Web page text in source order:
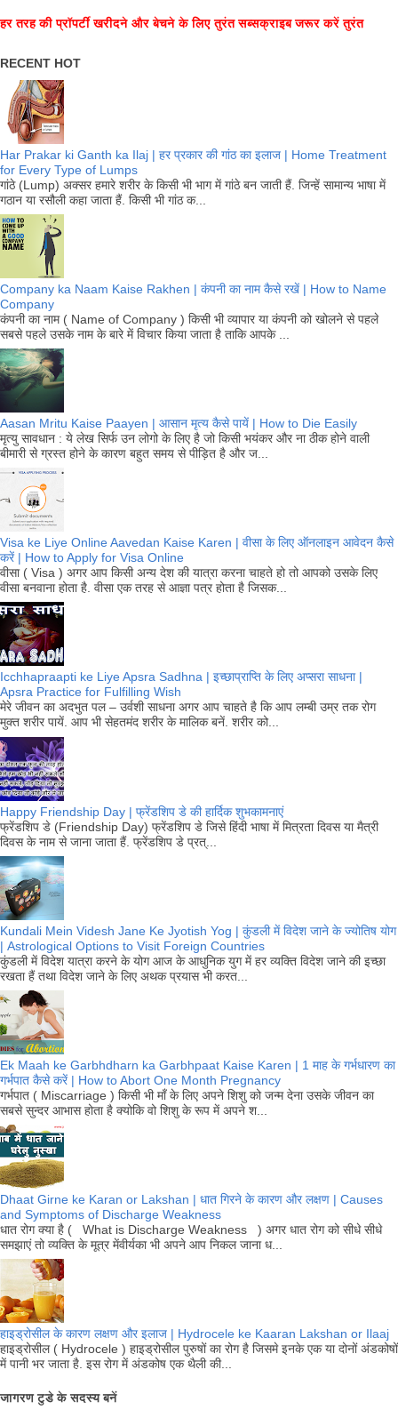
हर तरह की प्रॉपर्टी खरीदने और बेचने के लिए तुरंत सब्सक्राइब जरूर करें तुरंत
RECENT HOT
Har Prakar ki Ganth ka Ilaj | हर प्रकार की गांठ का इलाज | Home Treatment
for Every Type of Lumps
गांठे (Lump) अक्सर हमारे शरीर के किसी भी भाग में गांठे बन जाती हैं. जिन्हें सामान्य भाषा में
गठान या रसौली कहा जाता हैं. किसी भी गांठ क...
Company ka Naam Kaise Rakhen | कंपनी का नाम कैसे रखें | How to Name
Company
कंपनी का नाम ( Name of Company ) किसी भी व्यापार या कंपनी को खोलने से पहले
सबसे पहले उसके नाम के बारे में विचार किया जाता है ताकि आपके ...
Aasan Mritu Kaise Paayen | आसान मृत्य कैसे पायें | How to Die Easily
मृत्यु सावधान : ये लेख सिर्फ उन लोगो के लिए है जो किसी भयंकर और ना ठीक होने वाली
बीमारी से ग्रस्त होने के कारण बहुत समय से पीड़ित है और ज...
Visa ke Liye Online Aavedan Kaise Karen | वीसा के लिए ऑनलाइन आवेदन कैसे
करें | How to Apply for Visa Online
वीसा ( Visa ) अगर आप किसी अन्य देश की यात्रा करना चाहते हो तो आपको उसके लिए
वीसा बनवाना होता है. वीसा एक तरह से आज्ञा पत्र होता है जिसक...
Icchhapraapti ke Liye Apsra Sadhna | इच्छाप्राप्ति के लिए अप्सरा साधना |
Apsra Practice for Fulfilling Wish
मेरे जीवन का अदभुत पल – उर्वशी साधना अगर आप चाहते है कि आप लम्बी उम्र तक रोग
मुक्त शरीर पायें. आप भी सेहतमंद शरीर के मालिक बनें. शरीर को...
Happy Friendship Day | फ्रेंडशिप डे की हार्दिक शुभकामनाएं
फ्रेंडशिप डे (Friendship Day) फ्रेंडशिप डे जिसे हिंदी भाषा में मित्रता दिवस या मैत्री
दिवस के नाम से जाना जाता हैं. फ्रेंडशिप डे प्रत्...
Kundali Mein Videsh Jane Ke Jyotish Yog | कुंडली में विदेश जाने के ज्योतिष योग
| Astrological Options to Visit Foreign Countries
कुंडली में विदेश यात्रा करने के योग आज के आधुनिक युग में हर व्यक्ति विदेश जाने की इच्छा
रखता हैं तथा विदेश जाने के लिए अथक प्रयास भी करत...
Ek Maah ke Garbhdharn ka Garbhpaat Kaise Karen | 1 माह के गर्भधारण का
गर्भपात कैसे करें | How to Abort One Month Pregnancy
गर्भपात ( Miscarriage ) किसी भी माँ के लिए अपने शिशु को जन्म देना उसके जीवन का
सबसे सुन्दर आभास होता है क्योकि वो शिशु के रूप में अपने श...
Dhaat Girne ke Karan or Lakshan | धात गिरने के कारण और लक्षण | Causes
and Symptoms of Discharge Weakness
धात रोग क्या है ( What is Discharge Weakness ) अगर धात रोग को सीधे सीधे
समझाएं तो व्यक्ति के मूत्र मेंवीर्यका भी अपने आप निकल जाना ध...
हाइड्रोसील के कारण लक्षण और इलाज | Hydrocele ke Kaaran Lakshan or Ilaaj
हाइड्रोसील ( Hydrocele ) हाइड्रोसील पुरुषों का रोग है जिसमे इनके एक या दोनों अंडकोषों
में पानी भर जाता है. इस रोग में अंडकोष एक थैली की...
जागरण टुडे के सदस्य बनें